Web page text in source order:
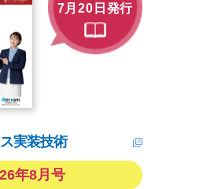
7月20日発行
実装技術
年8月号